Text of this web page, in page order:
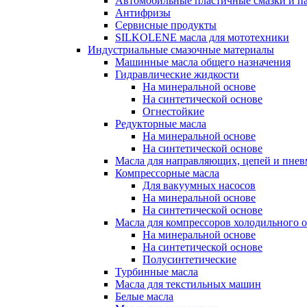
Антифризы
Сервисные продукты
SILKOLENE масла для мототехники
Индустриальные смазочные материалы
Машинные масла общего назначения
Гидравлические жидкости
На минеральной основе
На синтетической основе
Огнестойкие
Редукторные масла
На минеральной основе
На синтетической основе
Масла для направляющих, цепей и
Компрессорные масла
Для вакуумных насосов
На минеральной основе
На синтетической основе
Масла для компрессоров холодильного
На минеральной основе
На синтетической основе
Полусинтетические
Турбинные масла
Масла для текстильных машин
Белые масла